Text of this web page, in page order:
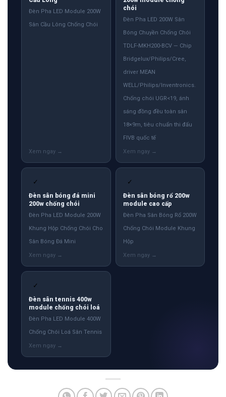
Đèn Pha LED Module 200W
Sân Cầu Lông Chống Chói
chói
Đèn Pha LED 200W Sân
Bóng Chuyền Chống Chói
TDLF-MKH200-BCV — Chip
Bridgelux/Philips/Cree,
driver MEAN
WELL/Philips/Inventronics.
Chống chói UGR<19, ánh
sáng đồng đều toàn sân
18×9m, tiêu chuẩn thi đấu
FIVB quốc tế
✓
Đèn sân bóng đá mini
200w chống chói
Đèn Pha LED Module 200W
Khung Hộp Chống Chói Cho
Sân Bóng Đá Mini
✓
Đèn sân bóng rổ 200w
module cao cấp
Đèn Pha Sân Bóng Rổ 200W
Chống Chói Module Khung
Hộp
✓
Đèn sân tennis 400w
module chống chói loá
Đèn Pha LED Module 400W
Chống Chói Loá Sân Tennis